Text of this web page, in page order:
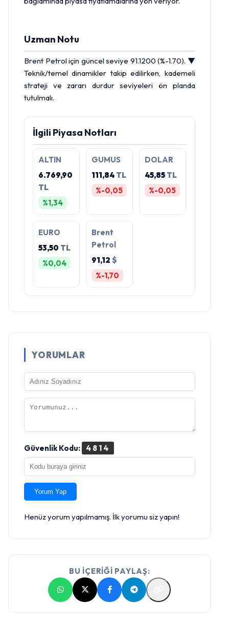
Uzman Notu
Brent Petroliçin güncel seviye 91.1200 (%-1.70). ▼
Teknik/temel dinamikler takip edilirken, kademeli
strateji ve zararı durdur seviyeleri ön planda
tutulmalı.
İlgili Piyasa Notları
ALTIN
6.769,90
TL
%1,34
GUMUS
111,84 TL
%-0,05
DOLAR
45,85 TL
%-0,05
EURO
53,50 TL
%0,04
Brent
Petrol
91,12$
%-1,70
YORUMLAR
Güvenlik Kodu: 4814
Yorum Yap
Henüz yorum yapılmamış. İlk yorumu siz yapın!
BU İÇERİĞİ PAYLAŞ: